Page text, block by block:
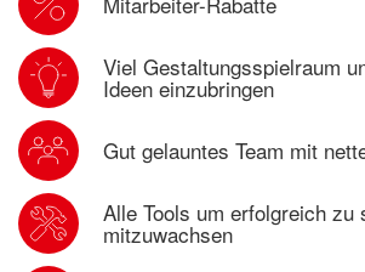
Viel Gestaltungsspielraum
Ideen einzubringen
Gut gelauntes Team mit
Alle Tools um erfolgreich zu
mitzuwachsen